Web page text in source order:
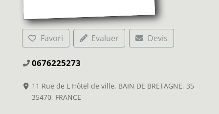
Favori Evaluer Devis
0676225273
11 Rue de L Hôtel de ville, BAIN DE BRETAGNE, 35
35470, FRANCE